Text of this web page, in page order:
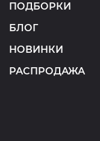
ПОДБОРКИ
БЛОГ
НОВИНКИ
РАСПРОДАЖА